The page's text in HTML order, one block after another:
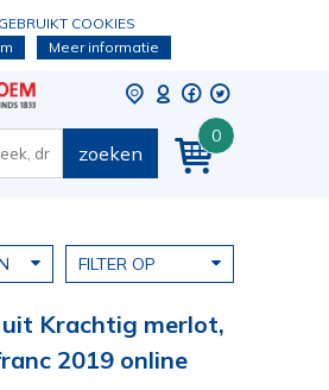
COOKIES
Meer informatie
0
zoeken
FILTER OP
uit Krachtig merlot,
2019 online